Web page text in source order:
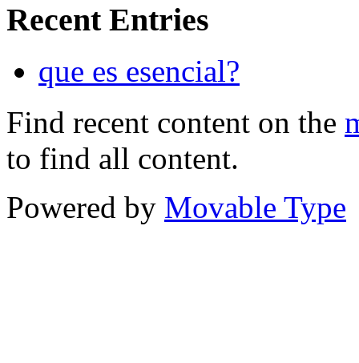
Recent Entries
que es esencial?
Find recent content on the
to find all content.
Powered by Movable Type